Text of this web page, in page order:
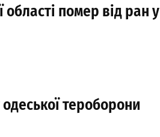
помер від ран у
тероборони